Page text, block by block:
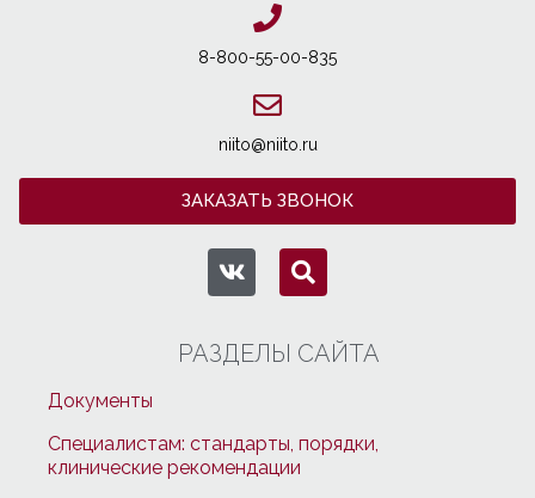
8-800-55-00-835
niito@niito.ru
ЗАКАЗАТЬ ЗВОНОК
РАЗДЕЛЫ САЙТА
Документы
Специалистам: стандарты, порядки,
клинические рекомендации